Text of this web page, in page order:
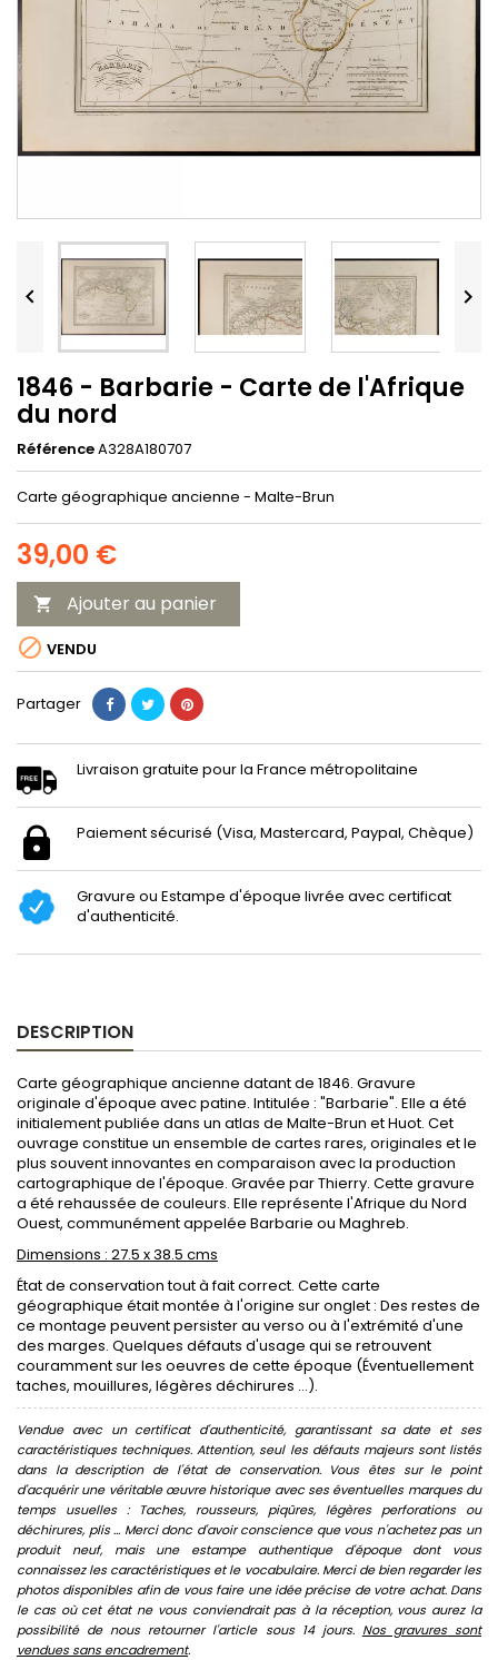
 
1846 - Barbarie - Carte de l'Afrique
du nord
RéférenceA328A180707
Carte géographique ancienne - Malte-Brun
39,00 €
 Ajouter au panier
 VENDU
Partager
Livraison gratuite pour la France métropolitaine
Paiement sécurisé (Visa, Mastercard, Paypal, Chèque)
Gravure ou Estampe d'époque livrée avec certificat
d'authenticité.
DESCRIPTION
Carte géographique ancienne datant de 1846. Gravure
originale d'époque avec patine. Intitulée : "Barbarie". Elle a été
initialement publiée dans un atlas de Malte-Brun et Huot. Cet
ouvrage constitue un ensemble de cartes rares, originales et le
plus souvent innovantes en comparaison avec la production
cartographique de l'époque. Gravée par Thierry. Cette gravure
a été rehaussée de couleurs. Elle représente l'Afrique du Nord
Ouest, communément appelée Barbarie ou Maghreb.
Dimensions : 27.5 x 38.5 cms
État de conservation tout à fait correct. Cette carte
géographique était montée à l'origine sur onglet : Des restes de
ce montage peuvent persister au verso ou à l'extrémité d'une
des marges. Quelques défauts d'usage qui se retrouvent
couramment sur les oeuvres de cette époque (Éventuellement
taches, mouillures, légères déchirures ...).
Vendue avec un certificat d'authenticité, garantissant sa date et ses
caractéristiques techniques. Attention, seul les défauts majeurs sont listés
dans la description de l'état de conservation. Vous êtes sur le point
d'acquérir une véritable œuvre historique avec ses éventuelles marques du
temps usuelles : Taches, rousseurs, piqûres, légères perforations ou
déchirures, plis ... Merci donc d'avoir conscience que vous n'achetez pas un
produit neuf, mais une estampe authentique d'époque dont vous
connaissez les caractéristiques et le vocabulaire. Merci de bien regarder les
photos disponibles afin de vous faire une idée précise de votre achat. Dans
le cas où cet état ne vous conviendrait pas à la réception, vous aurez la
possibilité de nous retourner l'article sous 14 jours. Nos gravures sont
vendues sans encadrement.